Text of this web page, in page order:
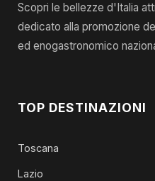
Scopri le bellezze d'Italia
dedicato alla promozione
ed enogastronomico
TOP DESTINAZIONI
Toscana
Lazio